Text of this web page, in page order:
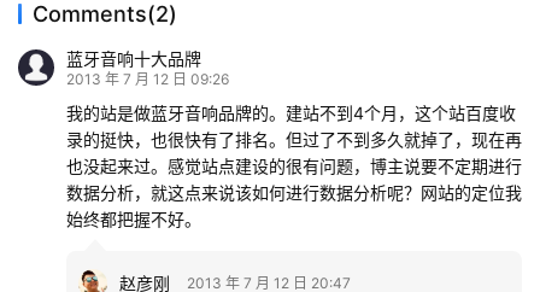
Comments(2)
蓝牙音响十大品牌
2013 年 7 月 12 日 09:26
我的站是做蓝牙音响品牌的。建站不到4个月，这个站百度收
录的挺快，也很快有了排名。但过了不到多久就掉了，现在再
也没起来过。感觉站点建设的很有问题，博主说要不定期进行
数据分析，就这点来说该如何进行数据分析呢？网站的定位我
始终都把握不好。
赵彦刚 2013 年 7 月 12 日 20:47